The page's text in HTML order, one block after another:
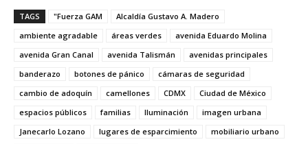
TAGS "Fuerza GAM
Alcaldía Gustavo A. Madero
ambiente agradable
áreas verdes
avenida Eduardo Molina
avenida Gran Canal
avenida Talismán
avenidas principales
banderazo
botones de pánico
cámaras de seguridad
cambio de adoquín
camellones CDMX
Ciudad de México
espacios públicos
familias Iluminación
imagen urbana
Janecarlo Lozano
lugares de esparcimiento
mobiliario urbano